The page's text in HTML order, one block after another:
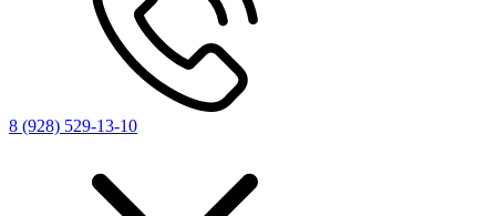
8 (928) 529-13-10